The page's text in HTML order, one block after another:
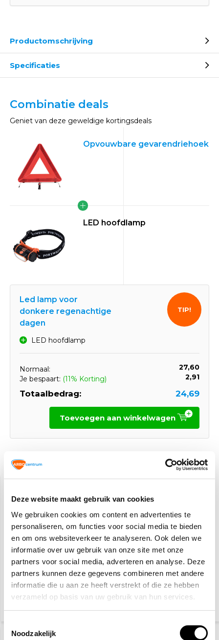
Deze website maakt gebruik van cookies
We gebruiken cookies om content en advertenties te
personaliseren, om functies voor social media te bieden
en om ons websiteverkeer te analyseren. Ook delen we
informatie over uw gebruik van onze site met onze
partners voor social media, adverteren en analyse. Deze
partners kunnen deze gegevens combineren met andere
informatie die u aan ze heeft verstrekt of die ze hebben
verzameld op basis van uw gebruik van hun services.
Noodzakelijk
Productomschrijving
Specificaties
Combinatie deals
Geniet van deze geweldige kortingsdeals
Opvouwbare gevarendriehoek
LED hoofdlamp
Led lamp voor
donkere regenachtige
dagen
LED hoofdlamp
Normaal:
27,60
Je bespaart: (11% Korting) 2,91
Totaalbedrag: 24,69
TIP!
Toevoegen aan winkelwagen
Gerelateerde producten
Verkeerskegel
10,20
Veiligheidshesje geel
4,60